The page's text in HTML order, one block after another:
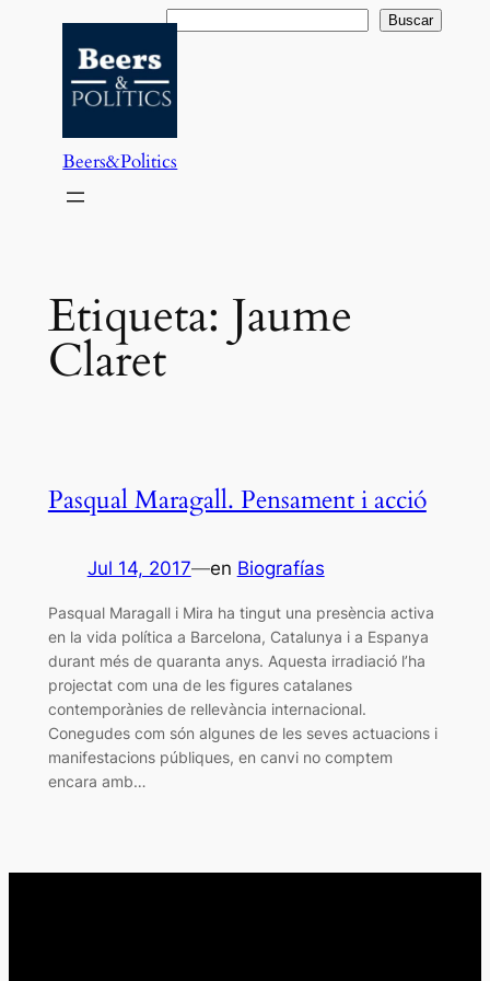
contenido
Buscar Buscar
Beers&Politics
Etiqueta: Jaume
Claret
Pasqual Maragall. Pensament i acció
Jul 14, 2017—en Biografías
Pasqual Maragall i Mira ha tingut una presència activa
en la vida política a Barcelona, Catalunya i a Espanya
durant més de quaranta anys. Aquesta irradiació l’ha
projectat com una de les figures catalanes
contemporànies de rellevància internacional.
Conegudes com són algunes de les seves actuacions i
manifestacions públiques, en canvi no comptem
encara amb…